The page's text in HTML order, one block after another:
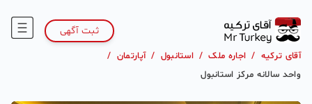
ثبت آگهی
آقای ترکیه / اجاره ملک / استانبول / آپارتمان /
واحد سالانه مرکز استانبول